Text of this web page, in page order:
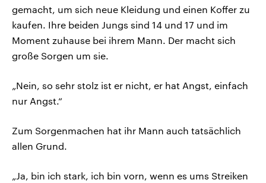
gemacht, um sich neue Kleidung und einen Koffer zu
kaufen. Ihre beiden Jungs sind 14 und 17 und im
Moment zuhause bei ihrem Mann. Der macht sich
große Sorgen um sie.
„Nein, so sehr stolz ist er nicht, er hat Angst, einfach
nur Angst.“
Zum Sorgenmachen hat ihr Mann auch tatsächlich
allen Grund.
„Ja, bin ich stark, ich bin vorn, wenn es ums Streiken